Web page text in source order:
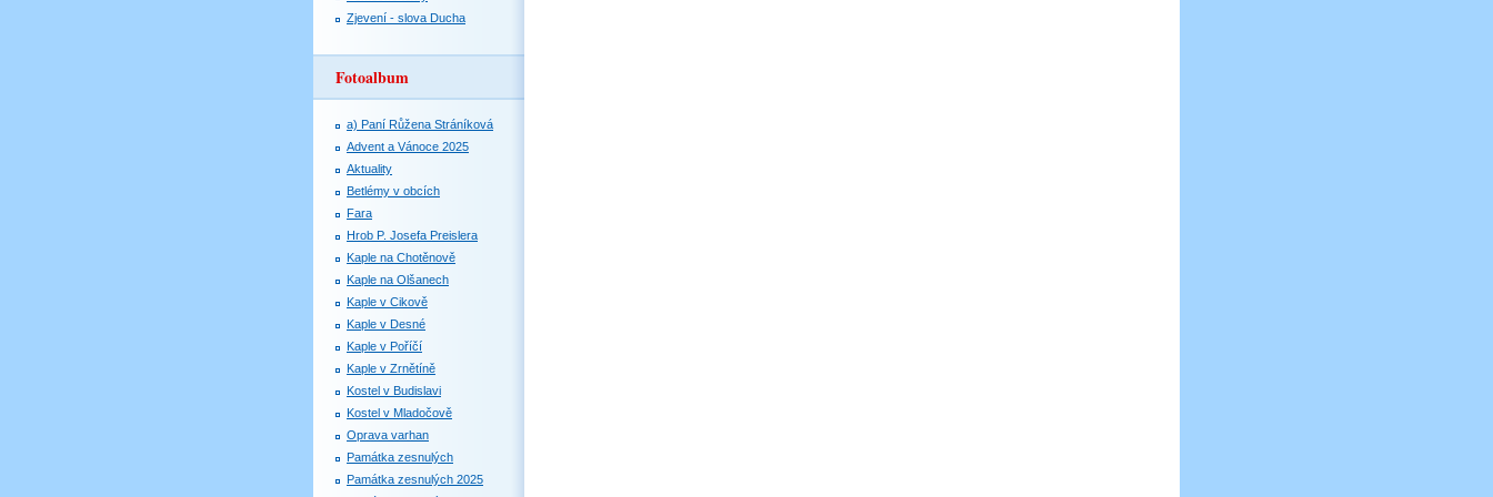
Zjevení - slova Ducha
Fotoalbum
a) Paní Růžena Stráníková
Advent a Vánoce 2025
Aktuality
Betlémy v obcích
Fara
Hrob P. Josefa Preislera
Kaple na Chotěnově
Kaple na Olšanech
Kaple v Cikově
Kaple v Desné
Kaple v Poříčí
Kaple v Zrnětíně
Kostel v Budislavi
Kostel v Mladočově
Oprava varhan
Památka zesnulých
Památka zesnulých 2025